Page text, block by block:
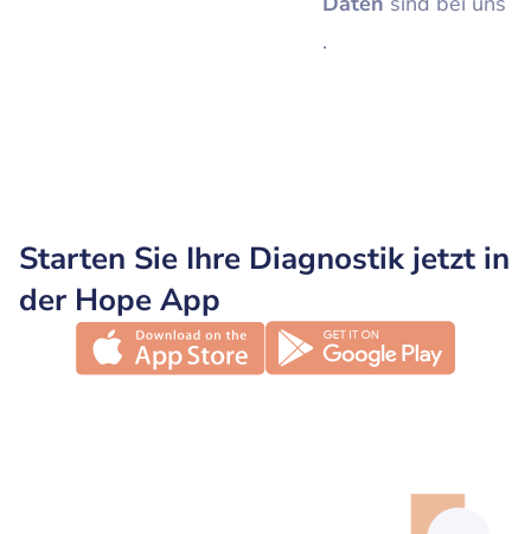
.
Starten Sie Ihre Diagnostik jetzt in
der Hope App